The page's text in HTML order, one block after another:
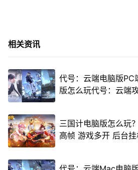
相关资讯
代号：云端电脑版PC
版怎么玩代号：云端
三国计电脑版怎么玩
高帧 游戏多开 后台